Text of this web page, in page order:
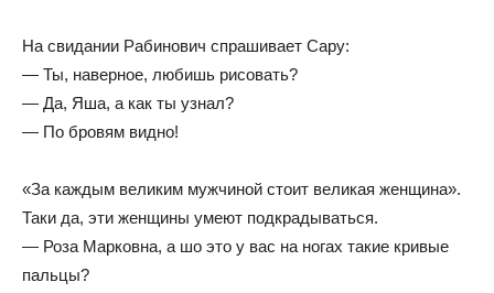
На свидании Рабинович спрашивает Сару:
— Ты, наверное, любишь рисовать?
— Да, Яша, а как ты узнал?
— По бровям видно!
«За каждым великим мужчиной стоит великая женщина».
Таки да, эти женщины умеют подкрадываться.
— Роза Марковна, а шо это у вас на ногах такие кривые
пальцы?